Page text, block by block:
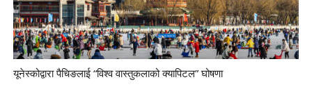
यूनेस्कोद्वारा पैचिङलाई “विश्व वास्तुकलाको क्यापिटल” घोषणा